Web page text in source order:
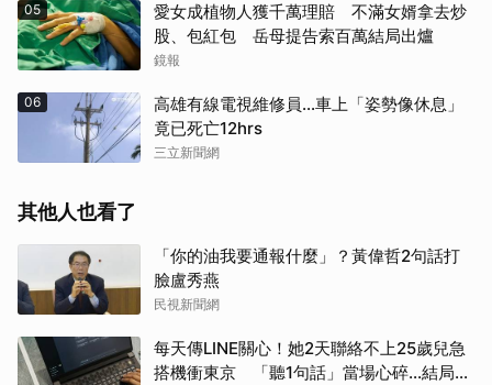
05
愛女成植物人獲千萬理賠 不滿女婿拿去炒
股、包紅包 岳母提告索百萬結局出爐
鏡報
06
高雄有線電視維修員…車上「姿勢像休息」
竟已死亡12hrs
三立新聞網
其他人也看了
「你的油我要通報什麼」？黃偉哲2句話打
臉盧秀燕
民視新聞網
每天傳LINE關心！她2天聯絡不上25歲兒急
搭機衝東京 「聽1句話」當場心碎...結局看